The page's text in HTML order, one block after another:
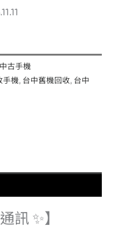
中古手機
手機, 台中舊機回收, 台中
訊 ✨】